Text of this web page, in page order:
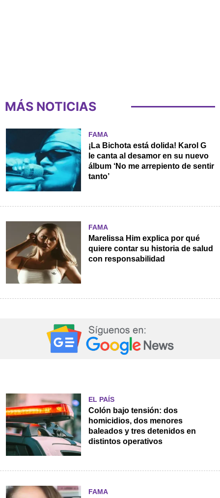
MÁS NOTICIAS
FAMA
¡La Bichota está dolida! Karol G
le canta al desamor en su nuevo
álbum ‘No me arrepiento de sentir
tanto’
FAMA
Marelissa Him explica por qué
quiere contar su historia de salud
con responsabilidad
EL PAÍS
Colón bajo tensión: dos
homicidios, dos menores
baleados y tres detenidos en
distintos operativos
FAMA